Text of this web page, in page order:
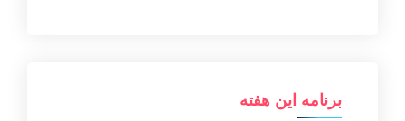
برنامه این هفته